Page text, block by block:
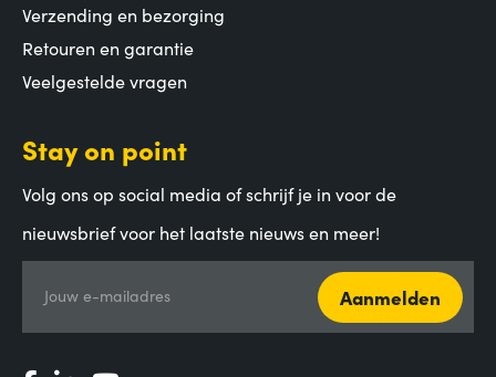
Verzending en bezorging
Retouren en garantie
Veelgestelde vragen
Stay on point
Volg ons op social media of schrijf je in voor de
nieuwsbrief voor het laatste nieuws en meer!
Jouw e-mailadres Aanmelden